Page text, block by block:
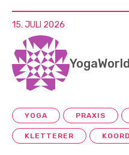
15. JULI 2026
YOGA PRAXIS
KLETTERER